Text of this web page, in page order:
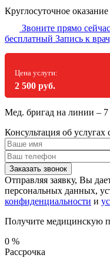
Круглосуточное
Звоните прямо
бесплатный Запись к
Цена услуги:
2 500 руб.
Мед. бригад на линии – 7
Консультация об услугах
Заказать звонок
Отправляя заявку, Вы
персональных данных,
конфиденциальности и
Получите медицинскую
0 %
Рассрочка